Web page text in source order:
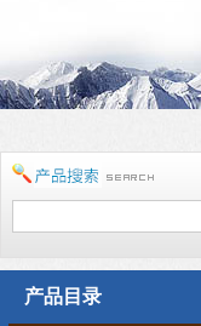
产品目录